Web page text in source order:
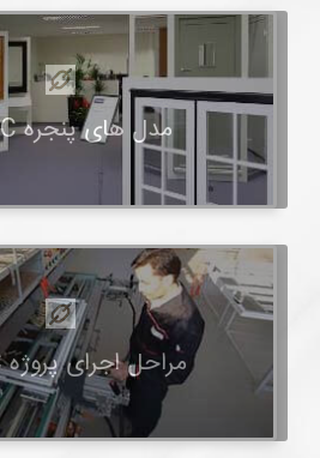
مدل های پنجره UPVC
مراحل اجرای پروژه UPVC